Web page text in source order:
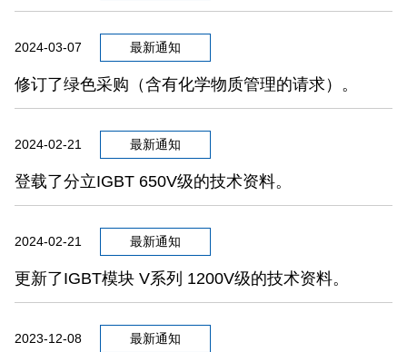
2024-03-07 最新通知
修订了绿色采购（含有化学物质管理的请求）。
2024-02-21 最新通知
登载了分立IGBT 650V级的技术资料。
2024-02-21 最新通知
更新了IGBT模块 V系列 1200V级的技术资料。
2023-12-08 最新通知